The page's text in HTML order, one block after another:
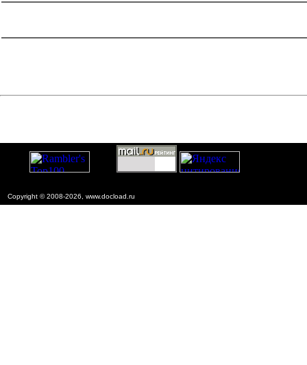
Copyright © 2008-2026, www.docload.ru